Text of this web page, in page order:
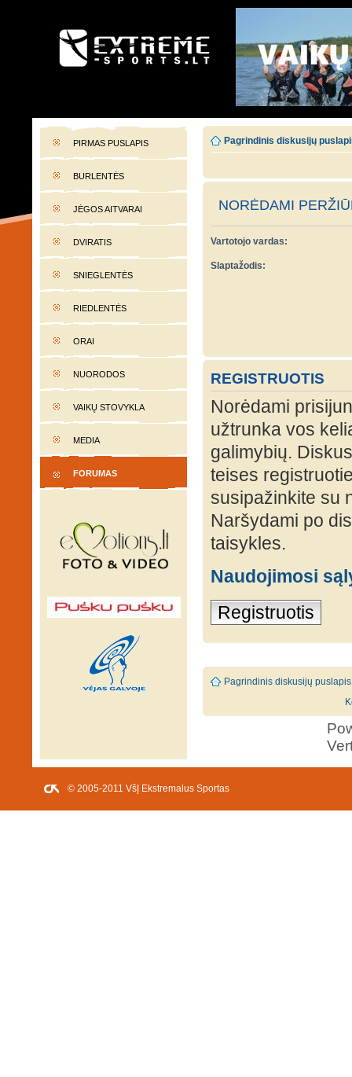
EXTREME-SPORTS.LT
PIRMAS PUSLAPIS
BURLENTĖS
JĖGOS AITVARAI
DVIRATIS
SNIEGLENTĖS
RIEDLENTĖS
ORAI
NUORODOS
VAIKŲ STOVYKLA
MEDIA
FORUMAS
Pagrindinis diskusijų
NORĖDAMI
Vartotojo vardas:
Slaptažodis:
REGISTRUOTIS
Norėdami
užtrunka vos
galimybių.
teises
susipažinkite su
Naršydami po
taisykles.
Naudojimosi
Registruotis
Pagrindinis diskusijų puslapis
© 2005-2011 VšĮ Ekstremalus Sportas